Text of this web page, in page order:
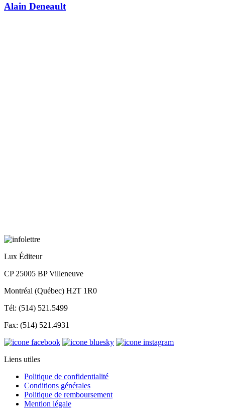
Alain Deneault
Lux Éditeur
CP 25005 BP Villeneuve
Montréal (Québec) H2T 1R0
Tél: (514) 521.5499
Fax: (514) 521.4931
Liens utiles
Politique de confidentialité
Conditions générales
Politique de remboursement
Mention légale